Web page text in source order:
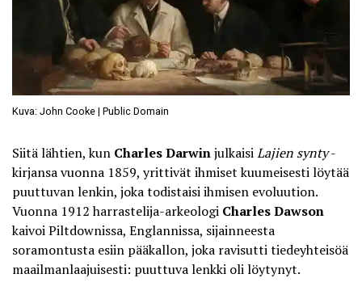
Kuva: John Cooke | Public Domain
Siitä lähtien, kun Charles DarwinjulkaisiLajien synty-
kirjansa vuonna 1859, yrittivät ihmiset kuumeisesti löytää
puuttuvan lenkin, joka todistaisi ihmisen evoluution.
Vuonna 1912 harrastelija-arkeologi Charles Dawson
kaivoi Piltdownissa, Englannissa, sijainneesta
soramontusta esiin pääkallon, joka ravisutti tiedeyhteisöä
maailmanlaajuisesti: puuttuva lenkki oli löytynyt.